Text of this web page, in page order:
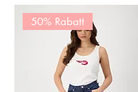
50% Rabatt